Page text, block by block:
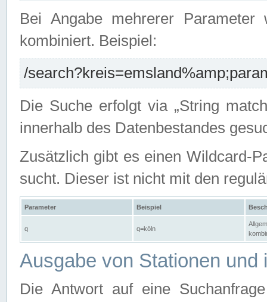
Bei Angabe mehrerer Parameter
kombiniert. Beispiel:
/
Die Suche erfolgt via „String
innerhalb des Datenbestandes
Zusätzlich gibt es einen Wildcard-
sucht. Dieser ist nicht mit den
Parameter Beispiel
q q=köln
Ausgabe von Stationen und
Die Antwort auf eine